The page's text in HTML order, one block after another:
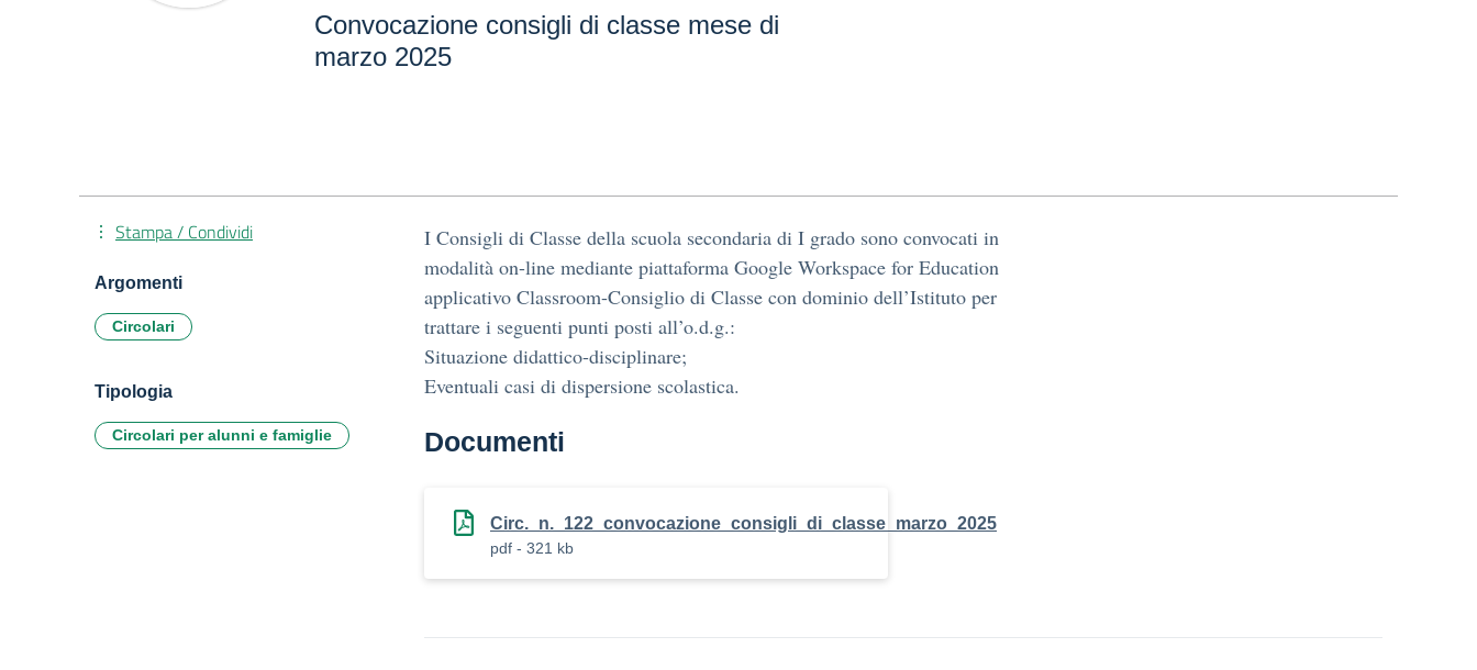
Convocazione consigli di classe mese di
marzo 2025
I Consigli di Classe della scuola secondaria di I grado sono convocati in
modalità on-line mediante piattaforma Google Workspace for Education
applicativo Classroom-Consiglio di Classe con dominio dell’Istituto per
trattare i seguenti punti posti all’o.d.g.:
Situazione didattico-disciplinare;
Eventuali casi di dispersione scolastica.
Documenti
Circ._n._122_convocazione_consigli_di_classe_marzo_2025
pdf - 321 kb
Stampa / Condividi
Argomenti
Circolari
Tipologia
Circolari per alunni e famiglie